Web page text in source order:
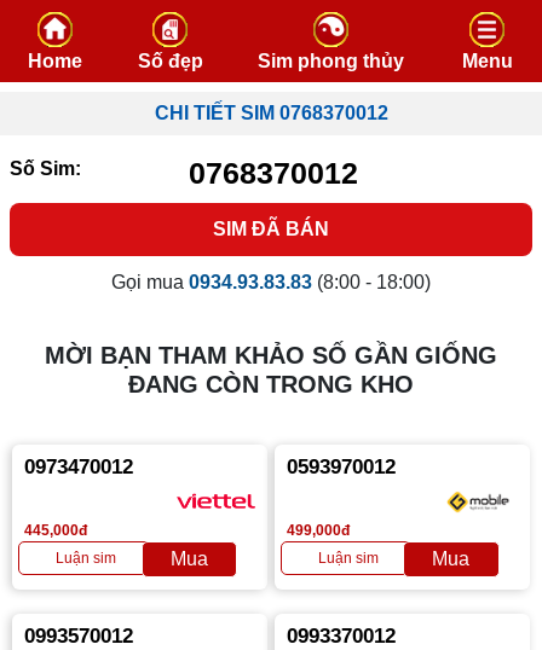
Skip to content
Home Số đẹp Sim phong thủy Menu
CHI TIẾT SIM 0768370012
Số Sim: 0768370012
SIM ĐÃ BÁN
Gọi mua 0934.93.83.83 (8:00 - 18:00)
MỜI BẠN THAM KHẢO SỐ GẦN GIỐNG
ĐANG CÒN TRONG KHO
0973470012
445,000đ
0593970012
499,000đ
0993570012 0993370012